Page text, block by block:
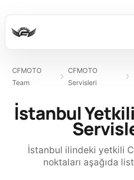
CFMOTO
Team
CFMOTO
Servisleri
İstanbul
İstanbul ilindeki yetkili
noktaları aşağıda